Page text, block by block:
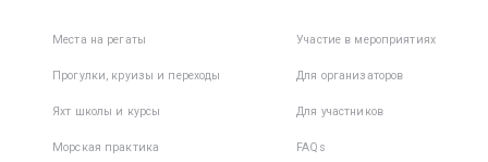
Места на регаты
Прогулки, круизы и переходы
Яхт школы и курсы
Морская практика
Участие в мероприятиях
Для организаторов
Для участников
FAQs